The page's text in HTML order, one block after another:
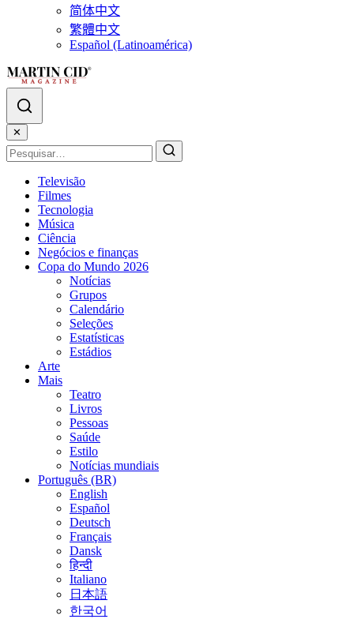
简体中文
繁體中文
Español (Latinoamérica)
✕
Televisão
Filmes
Tecnologia
Música
Ciência
Negócios e finanças
Copa do Mundo 2026
Notícias
Grupos
Calendário
Seleções
Estatísticas
Estádios
Arte
Mais
Teatro
Livros
Pessoas
Saúde
Estilo
Notícias mundiais
Português (BR)
English
Español
Deutsch
Français
Dansk
हिन्दी
Italiano
日本語
한국어